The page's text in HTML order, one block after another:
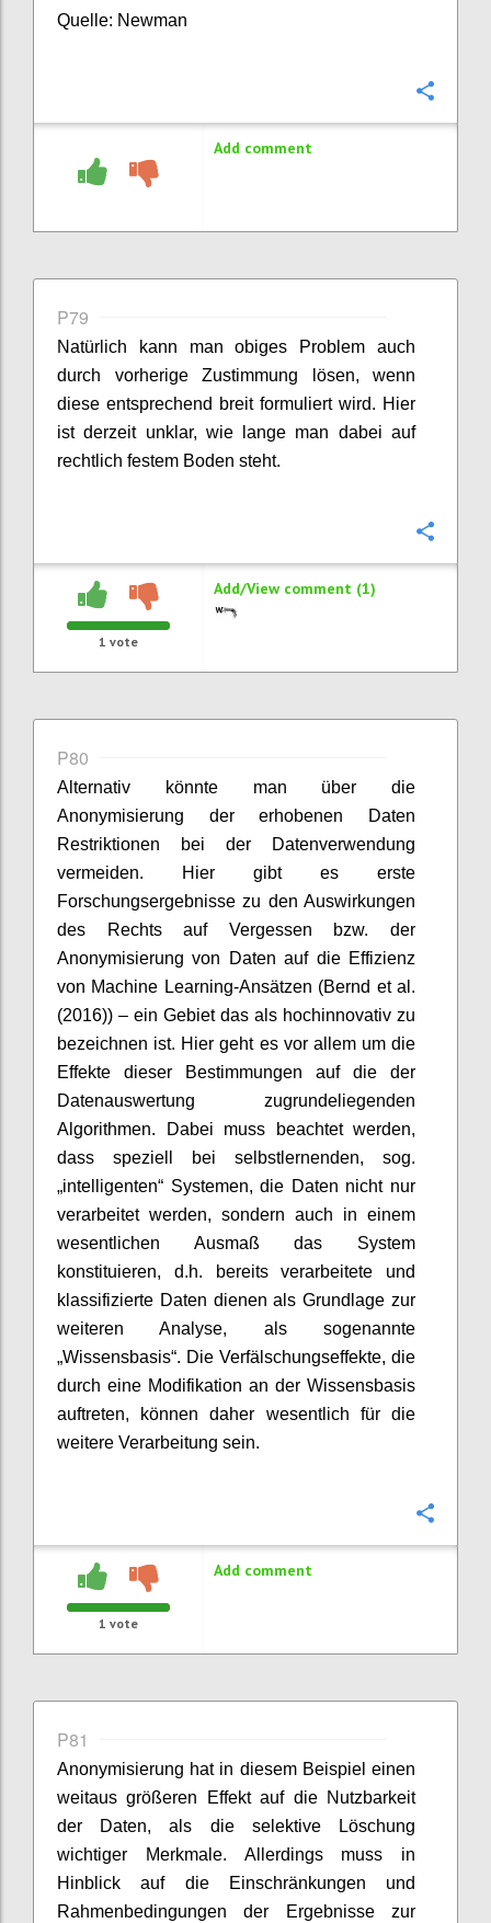
Quelle: Newman
Add comment
P79
Natürlich kann man obiges Problem auch
durch vorherige Zustimmung lösen, wenn
diese entsprechend breit formuliert wird. Hier
ist derzeit unklar, wie lange man dabei auf
rechtlich festem Boden steht.
1 vote
Add/View comment (1)
P80
Alternativ könnte man über die
Anonymisierung der erhobenen Daten
Restriktionen bei der Datenverwendung
vermeiden. Hier gibt es erste
Forschungsergebnisse zu den Auswirkungen
des Rechts auf Vergessen bzw. der
Anonymisierung von Daten auf die Effizienz
von Machine Learning-Ansätzen (Bernd et al.
(2016)) – ein Gebiet das als hochinnovativ zu
bezeichnen ist. Hier geht es vor allem um die
Effekte dieser Bestimmungen auf die der
Datenauswertung zugrundeliegenden
Algorithmen. Dabei muss beachtet werden,
dass speziell bei selbstlernenden, sog.
„intelligenten“ Systemen, die Daten nicht nur
verarbeitet werden, sondern auch in einem
wesentlichen Ausmaß das System
konstituieren, d.h. bereits verarbeitete und
klassifizierte Daten dienen als Grundlage zur
weiteren Analyse, als sogenannte
„Wissensbasis“. Die Verfälschungseffekte, die
durch eine Modifikation an der Wissensbasis
auftreten, können daher wesentlich für die
weitere Verarbeitung sein.
1 vote
Add comment
P81
Anonymisierung hat in diesem Beispiel einen
weitaus größeren Effekt auf die Nutzbarkeit
der Daten, als die selektive Löschung
wichtiger Merkmale. Allerdings muss in
Hinblick auf die Einschränkungen und
Rahmenbedingungen der Ergebnisse zur